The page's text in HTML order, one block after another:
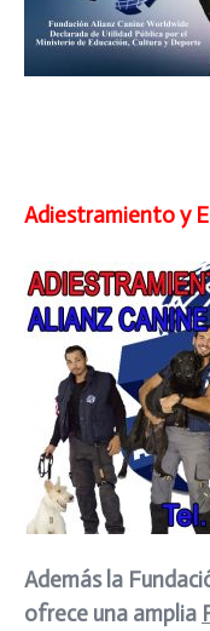
Adiestramiento y
Además la
ofrece una amplia